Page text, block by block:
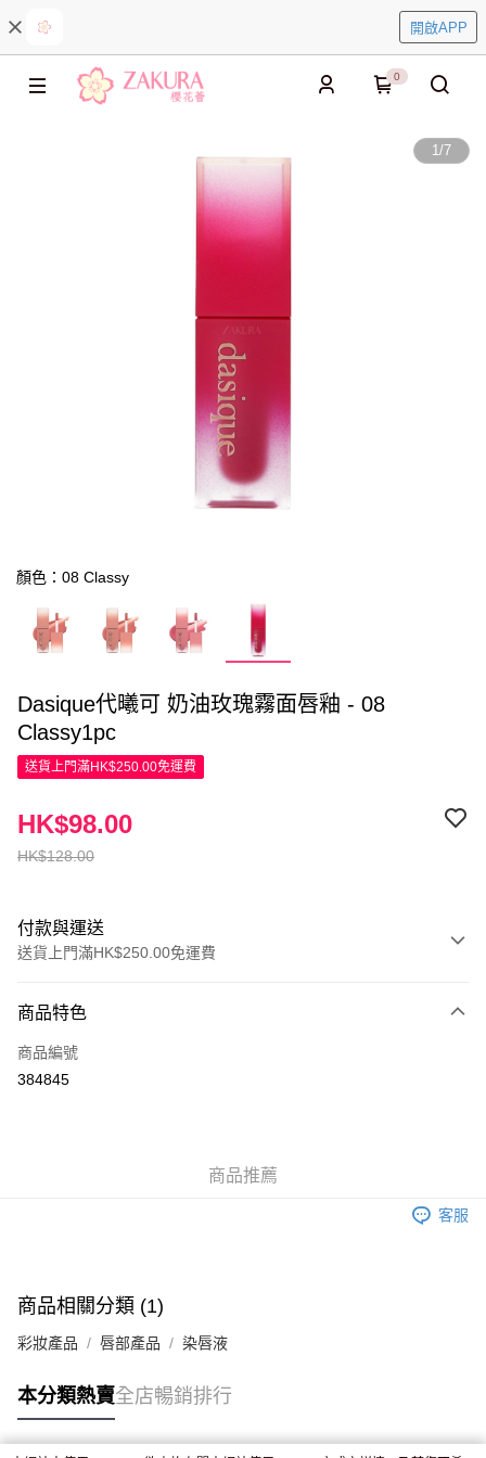
開啟APP
0
1/7
顏色：08 Classy
Dasique代曦可 奶油玫瑰霧面唇釉 - 08
Classy1pc
送貨上門滿HK$250.00免運費
HK$128.00
HK$98.00
付款與運送
送貨上門滿HK$250.00免運費
信用卡
Apple Pay
付款後門市自取，訂單確認後2-4個工作天到店，7天內取。逾期後
商品特色
商品編號
384845
商品推薦
客服
商品相關分類 (1)
彩妝產品 唇部產品 染唇液
本分類熱賣全店暢銷排行